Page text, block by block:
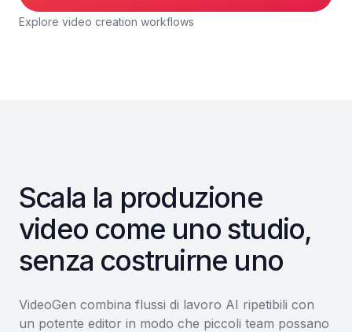
Explore video creation workflows
Scala la produzione
video come uno studio,
senza costruirne uno
VideoGen combina flussi di lavoro AI ripetibili con
un potente editor in modo che piccoli team possano